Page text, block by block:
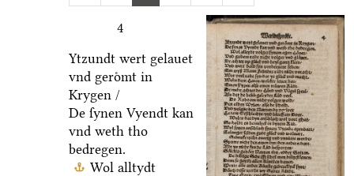
4
Ytzundt wert gelauet
vnd geroͤmt in
Krygen /
De ſynen Vyendt kan
vnd weth tho
bedregen.
Wol alltydt